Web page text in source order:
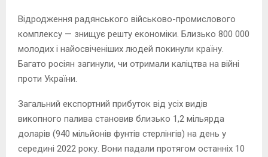
Відродження радянського військово-промислового
комплексу — знищує решту економіки. Близько 800 000
молодих і найосвіченіших людей покинули країну.
Багато росіян загинули, чи отримали каліцтва на війні
проти України.
Загальний експортний прибуток від усіх видів
викопного палива становив близько 1,2 мільярда
доларів (940 мільйонів фунтів стерлінгів) на день у
середині 2022 року. Вони падали протягом останніх 10